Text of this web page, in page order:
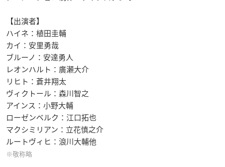
【出演者】
ハイネ：植田圭輔
カイ：安里勇哉
ブルーノ：安達勇人
レオンハルト：廣瀬大介
リヒト：蒼井翔太
ヴィクトール：森川智之
アインス：小野大輔
ローゼンベルク：江口拓也
マクシミリアン：立花慎之介
ルートヴィヒ：浪川大輔他
※敬称略